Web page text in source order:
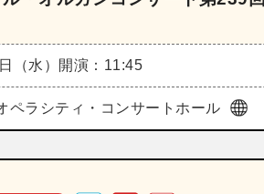
（水） 開演：11:45
ペラシティ・コンサートホール